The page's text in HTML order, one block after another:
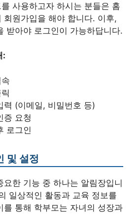
사용하고자 하시는 분들은 홈
회원가입을 해야 합니다. 이후,
받아야 로그인이 가능하답니다.
:
력 (이메일, 비밀번호 등)
증 요청
로그인
및 설정
요한 기능 중 하나는 알림장입니
일상적인 활동과 교육 정보를
를 통해 학부모는 자녀의 성장과